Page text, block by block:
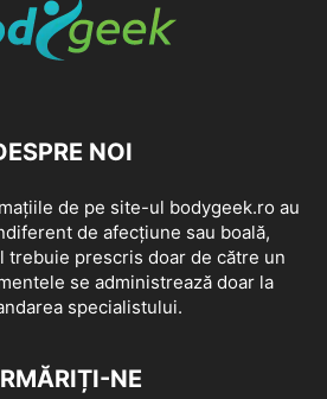
NOI
de pe site-ul bodygeek.ro au
de afecțiune sau boală,
trebuie prescris doar de către un
se administrează doar la
specialistului.
NE